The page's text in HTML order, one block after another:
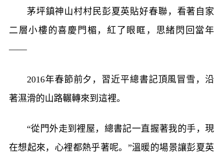
茅坪鎮神山村村民彭夏英貼好春聯，看著自家
二層小樓的喜慶門楣，紅了眼眶，思緒閃回當年
——
2016年春節前夕，習近平總書記頂風冒雪，沿
著濕滑的山路輾轉來到這裡。
“從門外走到裡屋，總書記一直握著我的手，現
在想起來，心裡都熱乎著呢。”溫暖的場景讓彭夏英